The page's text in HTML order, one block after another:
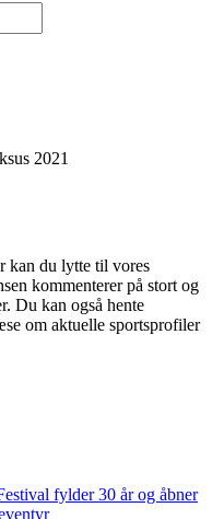
2021
kan du lytte til vores
kommenterer på stort og
Du kan også hente
om aktuelle sportsprofiler
fylder 30 år og åbner